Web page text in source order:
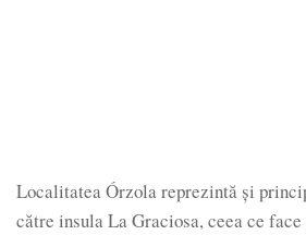
Localitatea Órzola reprezintă și
către insula La Graciosa, ceea ce